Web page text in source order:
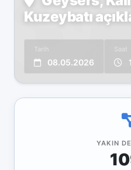
Kuzeybatı
Tarih
08.05.2026
Saat
YAKIN